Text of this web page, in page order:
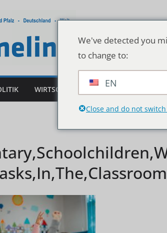
WIRTSCHAFT DEUTSCHLAND & WELT
We've detected you
to change to:
EN
Close and do not